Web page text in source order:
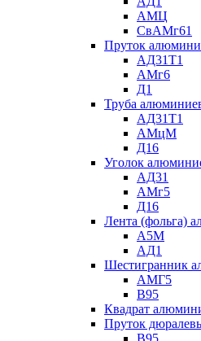
АМЦ
СвАМг61
Пруток
АД31Т1
АМг6
Д1
Труба
АД31Т1
АМцМ
Д16
Уголок
АД31
АМг5
Д16
Лента (фольга)
А5М
АД1
Шестигранник
АМГ5
В95
Квадрат
Пруток
В95